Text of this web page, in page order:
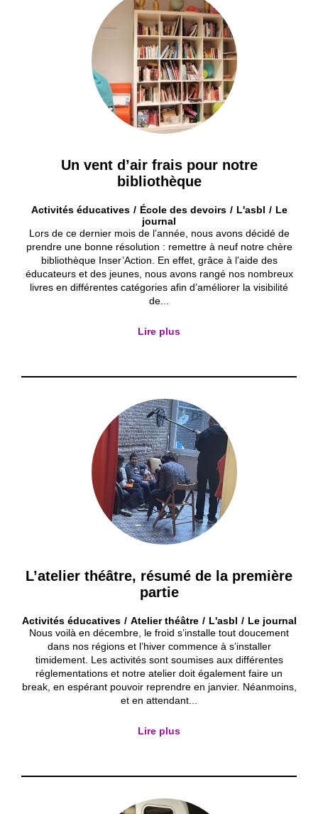
Un vent d’air frais pour notre
bibliothèque
Activités éducatives École des devoirs L'asbl
Le
journal
Lors de ce dernier mois de l’année, nous avons décidé de
prendre une bonne résolution : remettre à neuf notre chère
bibliothèque Inser’Action. En effet, grâce à l’aide des
éducateurs et des jeunes, nous avons rangé nos nombreux
livres en différentes catégories afin d’améliorer la visibilité
de...
Lire plus
L’atelier théâtre, résumé de la première
partie
Activités éducatives Atelier théâtre L'asbl
Le journal
Nous voilà en décembre, le froid s’installe tout doucement
dans nos régions et l’hiver commence à s’installer
timidement. Les activités sont soumises aux différentes
réglementations et notre atelier doit également faire un
break, en espérant pouvoir reprendre en janvier. Néanmoins,
et en attendant...
Lire plus